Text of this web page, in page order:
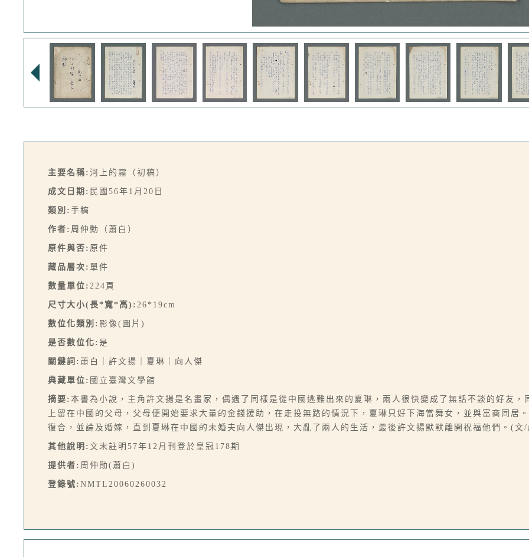
主要名稱: 河上的霧（初稿）
成文日期: 民國56年1月20日
類別: 手稿
作者: 周仲勳（蕭白）
原件與否: 原件
藏品層次: 單件
數量單位: 224頁
尺寸大小(長*寬*高): 26*19cm
數位化類別: 影像(圖片)
是否數位化: 是
關鍵詞: 蕭白｜許文揚｜夏琳｜向人傑
典藏單位: 國立臺灣文學館
摘要: 本書為小說，主角許文揚是名畫家，偶遇了同樣是從中國逃難出來的夏琳，兩人很快變成了無話不談的好友
上留在中國的父母，父母便開始要求大量的金錢援助，在走投無路的情況下，夏琳只好下海當舞女，並與富商同居
復合，並論及婚嫁，直到夏琳在中國的未婚夫向人傑出現，大亂了兩人的生活，最後許文揚默默離開祝福他們。(文
其他說明: 文末註明57年12月刊登於皇冠178期
提供者: 周仲勛(蕭白)
登錄號: NMTL20060260032